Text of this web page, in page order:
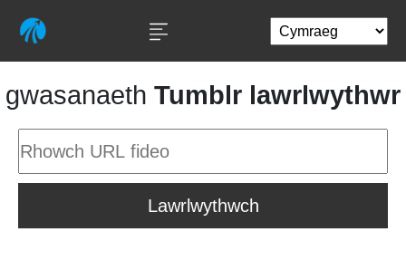
gwasanaeth Tumblr lawrlwythwr
Lawrlwythwch